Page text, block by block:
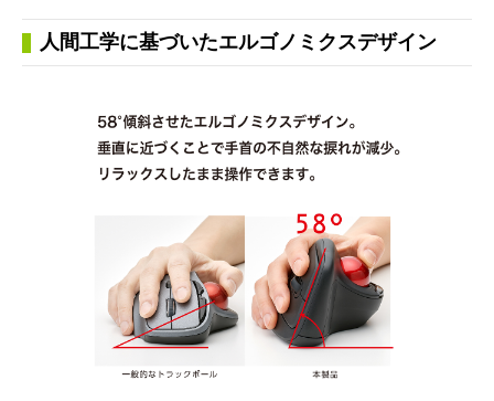
人間工学に基づいたエルゴノミクスデザイン